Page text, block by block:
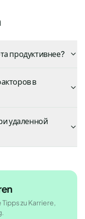
продуктивнее?
в
удаленной
zu Karriere,